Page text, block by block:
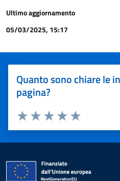
Ultimo aggiornamento
05/03/2025, 15:17
Quanto sono chiare le
pagina?
Valuta 5
Valuta 4 stelle su
Valuta 3 stelle su 5
Valuta 2 stelle su 5
Valuta 1 stelle su 5